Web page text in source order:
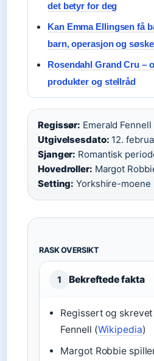
det betyr for deg
Kan Emma Ellingsen få
barn, operasjon og
Rosendahl Grand Cru –
produkter og stellråd
Regissør: Emerald Fennell
Utgivelsesdato: 12.
Sjanger: Romantisk
Hovedroller: Margot
Setting: Yorkshire-moene
RASK OVERSIKT
1 Bekreftede fakta
Regissert og
Fennell (Wikipedia)
Margot Robbie